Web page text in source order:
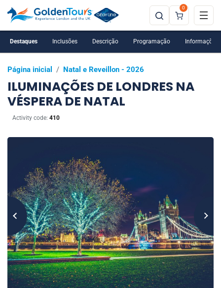
0
Página inicial / Natal e Reveillon - 2026
ILUMINAÇÕES DE LONDRES NA
VÉSPERA DE NATAL
Activity code: 410
Destaques Inclusões Descrição Programação Informações